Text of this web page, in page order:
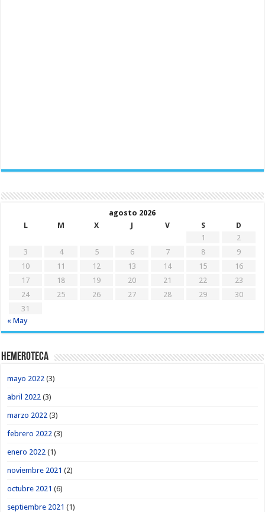
agosto 2026
L
M X J V S
D
1
2
3
4 5 6 7 8
9
10
11 12 13 14 15
16
17
18 19 20 21 22
23
24
25 26 27 28 29
30
31
« May
Hemeroteca
mayo 2022 (3)
abril 2022 (3)
marzo 2022 (3)
febrero 2022 (3)
enero 2022 (1)
noviembre 2021 (2)
octubre 2021 (6)
septiembre 2021 (1)